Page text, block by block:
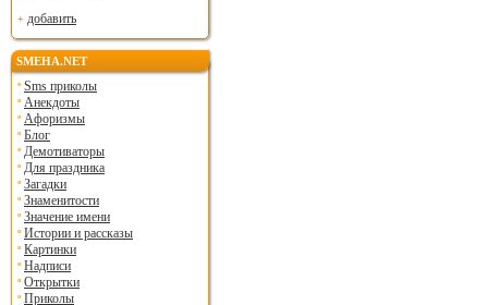
добавить
SMEHA.NET
Sms приколы
Анекдоты
Афоризмы
Блог
Демотиваторы
Для праздника
Загадки
Знаменитости
Значение имени
Истории и рассказы
Картинки
Надписи
Открытки
Приколы